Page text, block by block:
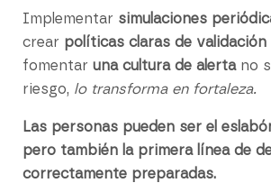
Implementar simulaciones
crear políticas claras de
fomentar una cultura de alertano
riesgo, lo transforma en fortaleza.
Las personas pueden ser el
pero también la primera línea de
correctamente preparadas.